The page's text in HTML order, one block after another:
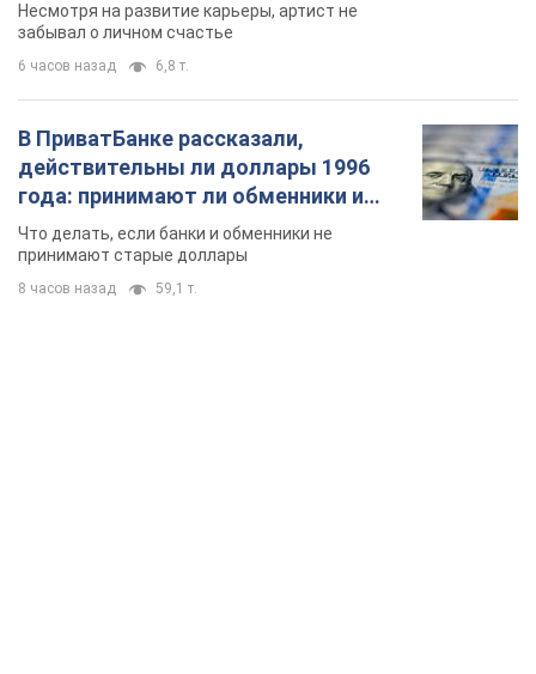
Несмотря на развитие карьеры, артист не
забывал о личном счастье
6 часов назад 6,8 т.
В ПриватБанке рассказали,
действительны ли доллары 1996
года: принимают ли обменники и
банки такие купюры
Что делать, если банки и обменники не
принимают старые доллары
8 часов назад 59,1 т.